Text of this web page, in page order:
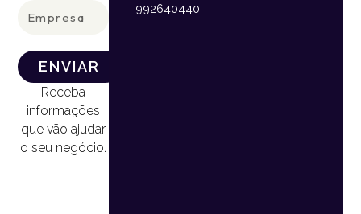
ENVIAR
Receba
informações
que vão ajudar
o seu negócio.
992640440